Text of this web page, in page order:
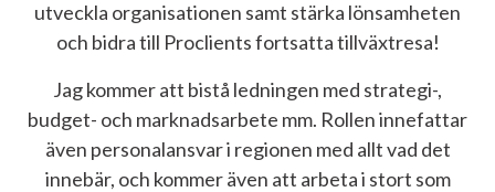
utveckla organisationen samt stärka lönsamheten
och bidra till Proclients fortsatta tillväxtresa!
Jag kommer att bistå ledningen med strategi-,
budget- och marknadsarbete mm. Rollen innefattar
även personalansvar i regionen med allt vad det
innebär, och kommer även att arbeta i stort som